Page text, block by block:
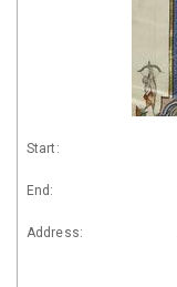
Start:
End:
Address: